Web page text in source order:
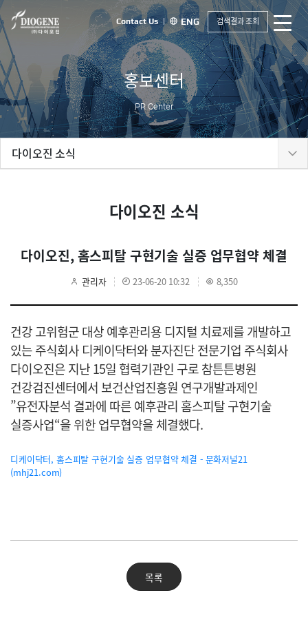
Contact Us ENG 검색결과 조회
홍보센터
PR Center
다이오진 소식
다이오진 소식
다이오진, 홈스피탈 구현기술 실증 업무협약 체결
관리자 23-06-20 10:32 8,350
건강 고위험군 대상 예후관리용 디지털 치료제를 개발하고
있는 주식회사 디케이닥터와 분자진단 전문기업 주식회사
다이오진은 지난 15일 협력기관인 구로 참튼튼병원
건강검진센터에서 보건산업진흥원 연구개발과제인
”유전자분석 결과에 따른 예후관리 홈스피탈 구현기술
실증사업“을 위한 업무협약을 체결했다.
디케이닥터, 홈스피탈 구현기술 실증 업무협약 체결 - 문화저널21
(mhj21.com)
목록